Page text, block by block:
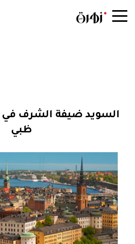
السويد ضيفة الشرف
ظبي